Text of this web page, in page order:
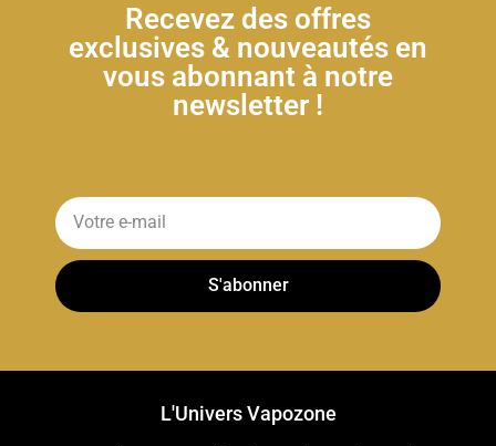
Recevez des offres
exclusives & nouveautés en
vous abonnant à notre
newsletter !
S'abonner
L'Univers Vapozone